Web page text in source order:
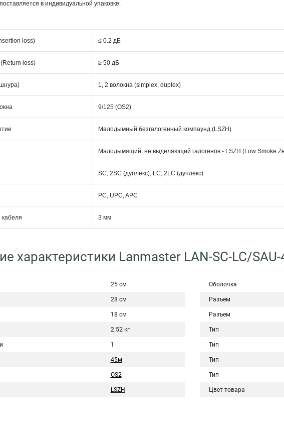
в индивидуальной упаковке.
loss) ≤ 0.2 дБ
loss) ≥ 50 дБ
1, 2 волокна (simplex, duplex)
9/125 (ОS2)
Малодымный безгалогенный компаунд (LSZH)
Малодымящий, не выделяющий галогенов - LSZH (Low Smoke
SC, 2SC (дуплекс), LC, 2LC (дуплекс)
PC, UPC, APC
3 мм
характеристики Lanmaster LAN-SC-LC/SAU-
25 см
28 см
18 см
2.52 кг
1
45м
OS2
LSZH
Оболочка
Разъем
Разъем
Тип
Тип
Тип
Тип
Цвет товара